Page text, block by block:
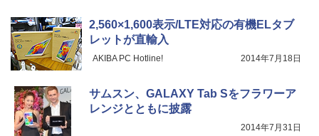
2,560×1,600表示/LTE対応の有機ELタブ
レットが直輸入
AKIBA PC Hotline! 2014年7月18日
サムスン、GALAXY Tab Sをフラワーア
レンジとともに披露
2014年7月31日